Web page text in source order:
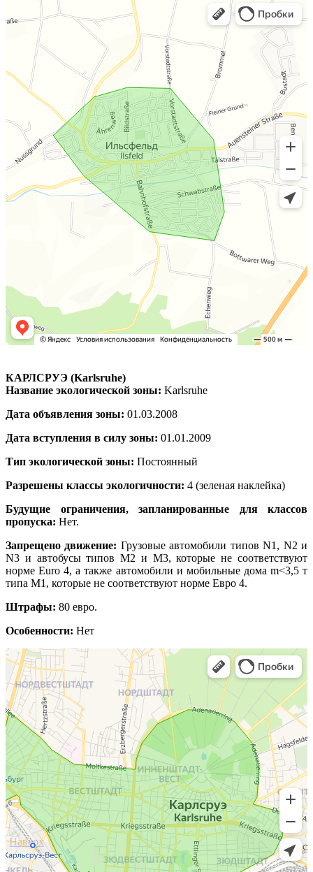
КАРЛСРУЭ (Karlsruhe)
Название экологической зоны: Karlsruhe
Дата объявления зоны: 01.03.2008
Дата вступления в силу зоны: 01.01.2009
Тип экологической зоны: Постоянный
Разрешены классы экологичности: 4 (зеленая наклейка)
Будущие ограничения, запланированные для классов
пропуска: Нет.
Запрещено движение: Грузовые автомобили типов N1, N2 и
N3 и автобусы типов M2 и M3, которые не соответствуют
норме Euro 4, а также автомобили и мобильные дома m<3,5 т
типа M1, которые не соответствуют норме Евро 4.
Штрафы: 80 евро.
Особенности: Нет